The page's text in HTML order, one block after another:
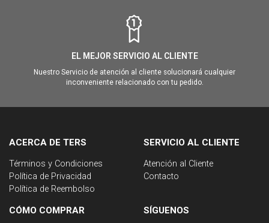
EL MEJOR SERVICIO AL CLIENTE
Nuestro Servicio de atención al cliente solucionará cualquier
inconveniente relacionado con tu pedido.
ACERCA DE TERS
Términos y Condiciones
Política de Privacidad
Política de Reembolso
SERVICIO AL CLIENTE
Atención al Cliente
Contacto
CÓMO COMPRAR SÍGUENOS